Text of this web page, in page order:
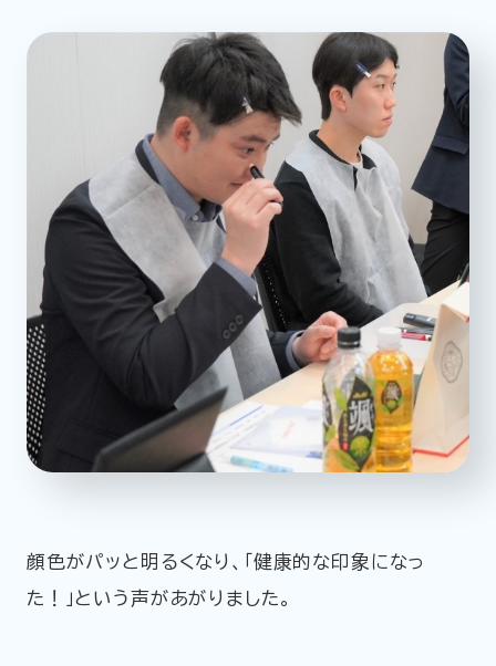
顔色がパッと明るくなり、「健康的な印象になっ
た！」という声があがりました。